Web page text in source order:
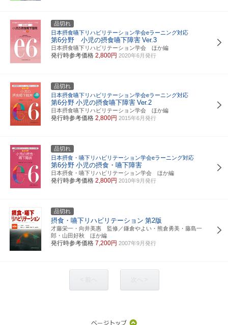
品切れ
日本摂食嚥下リハビリテーション学会eラーニング対応
第6分野 小児の摂食嚥下障害 Ver.3
日本摂食嚥下リハビリテーション学会 ほか編
発行時参考価格 2,800円 2020年6月発行
品切れ
日本摂食嚥下リハビリテーション学会eラーニング対応
第6分野 小児の摂食嚥下障害 Ver.2
日本摂食嚥下リハビリテーション学会 ほか編
発行時参考価格 2,800円 2015年6月発行
品切れ
日本摂食・嚥下リハビリテーション学会eラーニング対応
第6分野 小児の摂食・嚥下障害
日本摂食・嚥下リハビリテーション学会 ほか編
発行時参考価格 2,800円 2010年9月発行
品切れ
摂食・嚥下リハビリテーション 第2版
才藤栄一・向井美惠 監修／鎌倉やよい・熊倉勇美・藤島一
郎・山田好秋 ほか編
発行時参考価格 7,200円 2007年9月発行